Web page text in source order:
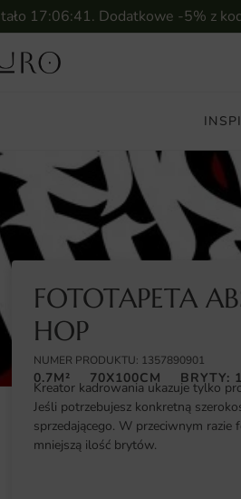
17:06:40. Dodatkowe -5% z
Hip Hop
FOTOTAPETA
HOP
NUMER PRODUKTU: 1357890901
0.7M² 70X100CM BRYTY:
Kreator kadrowania ukazuje tylko
Jeśli potrzebujesz konkretną
sprzedającego. W przeciwnym
mniejszą ilość brytów.